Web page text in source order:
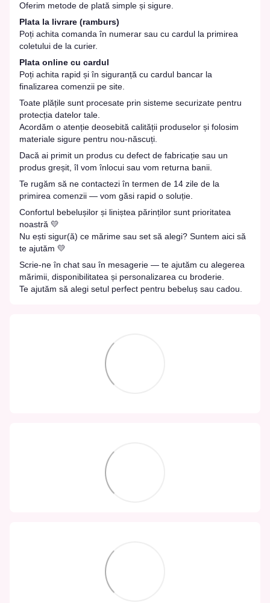
Oferim metode de plată simple și sigure.
Plata la livrare (ramburs)
Poți achita comanda în numerar sau cu cardul la primirea
coletului de la curier.
Plata online cu cardul
Poți achita rapid și în siguranță cu cardul bancar la
finalizarea comenzii pe site.
Toate plățile sunt procesate prin sisteme securizate pentru
protecția datelor tale.
Acordăm o atenție deosebită calității produselor și folosim
materiale sigure pentru nou-născuți.
Dacă ai primit un produs cu defect de fabricație sau un
produs greșit, îl vom înlocui sau vom returna banii.
Te rugăm să ne contactezi în termen de 14 zile de la
primirea comenzii — vom găsi rapid o soluție.
Confortul bebelușilor și liniștea părinților sunt prioritatea
noastră 💛
Nu ești sigur(ă) ce mărime sau set să alegi? Suntem aici să
te ajutăm 💛
Scrie-ne în chat sau în mesagerie — te ajutăm cu alegerea
mărimii, disponibilitatea și personalizarea cu broderie.
Te ajutăm să alegi setul perfect pentru bebeluș sau cadou.